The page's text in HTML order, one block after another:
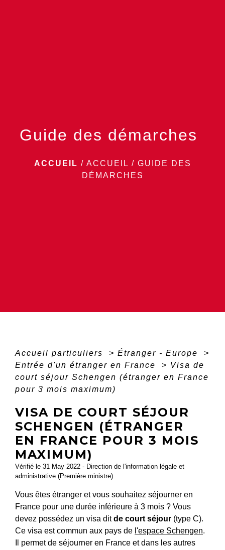
Guide des démarches
ACCUEIL / ACCUEIL / GUIDE DES
DÉMARCHES
Accueil particuliers > Étranger - Europe
>
Entrée d'un étranger en France
> Visa de
court séjour Schengen (étranger en France
pour 3 mois maximum)
VISA DE COURT SÉJOUR
SCHENGEN (ÉTRANGER
EN FRANCE POUR 3 MOIS
MAXIMUM)
Vérifié le 31 May 2022 - Direction de l'information légale et
administrative (Première ministre)
Vous êtes étranger et vous souhaitez séjourner en
France pour une durée inférieure à 3 mois ? Vous
devez possédez un visa ditde court séjour (type C).
Ce visa est commun aux pays de l'espace Schengen.
Il permet de séjourner en France et dans les autres